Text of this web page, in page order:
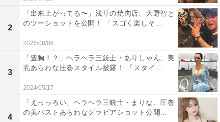
2
「出来上がってる〜」浅草の焼肉店、大野智と
のツーショットを公開！ 「スゴく楽しそ...
2026/08/08
3
「豊胸！？」ヘラヘラ三銃士・ありしゃん、美
乳あらわな圧巻スタイル披露！ 「スタイ...
2024/05/17
4
「えっっろい」ヘラヘラ三銃士・まりな、圧巻
の美バストあらわなグラビアショット公開...